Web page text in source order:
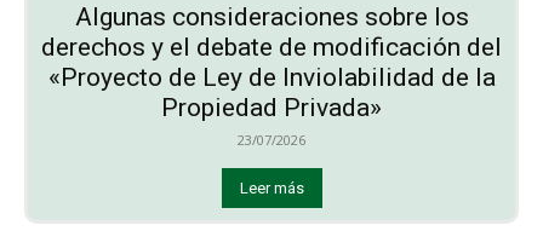
Algunas consideraciones sobre los
derechos y el debate de modificación del
«Proyecto de Ley de Inviolabilidad de la
Propiedad Privada»
23/07/2026
Leer más